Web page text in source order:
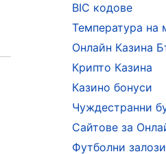
BIC кодове
Температура на
Онлайн Казина
Крипто Казина
Казино бонуси
Чуждестранни
Сайтове за
Футболни залози